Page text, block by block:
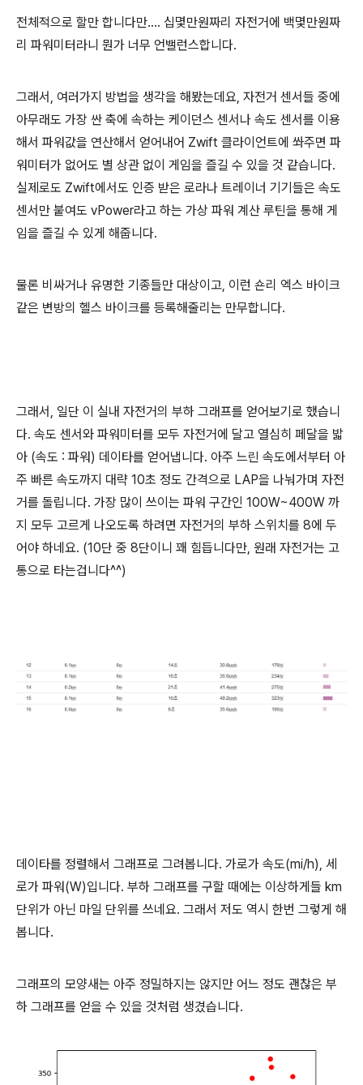
전체적으로 할만 합니다만.... 십몇만원짜리 자전거에 백몇만원짜
리 파워미터라니 뭔가 너무 언밸런스합니다.
그래서, 여러가지 방법을 생각을 해봤는데요, 자전거 센서들 중에
아무래도 가장 싼 축에 속하는 케이던스 센서나 속도 센서를 이용
해서 파워값을 연산해서 얻어내어 Zwift 클라이언트에 쏴주면 파
워미터가 없어도 별 상관 없이 게임을 즐길 수 있을 것 같습니다.
실제로도 Zwift에서도 인증 받은 로라나 트레이너 기기들은 속도
센서만 붙여도 vPower라고 하는 가상 파워 계산 루틴을 통해 게
임을 즐길 수 있게 해줍니다.
물론 비싸거나 유명한 기종들만 대상이고, 이런 숀리 엑스 바이크
같은 변방의 헬스 바이크를 등록해줄리는 만무합니다.
그래서, 일단 이 실내 자전거의 부하 그래프를 얻어보기로 했습니
다. 속도 센서와 파워미터를 모두 자전거에 달고 열심히 페달을 밟
아 (속도 : 파워) 데이타를 얻어냅니다. 아주 느린 속도에서부터 아
주 빠른 속도까지 대략 10초 정도 간격으로 LAP을 나눠가며 자전
거를 돌립니다. 가장 많이 쓰이는 파워 구간인 100W~400W 까
지 모두 고르게 나오도록 하려면 자전거의 부하 스위치를 8에 두
어야 하네요. (10단 중 8단이니 꽤 힘듭니다만, 원래 자전거는 고
통으로 타는겁니다^^)
데이타를 정렬해서 그래프로 그려봅니다. 가로가 속도(mi/h), 세
로가 파워(W)입니다. 부하 그래프를 구할 때에는 이상하게들 km
단위가 아닌 마일 단위를 쓰네요. 그래서 저도 역시 한번 그렇게 해
봅니다.
그래프의 모양새는 아주 정밀하지는 않지만 어느 정도 괜찮은 부
하 그래프를 얻을 수 있을 것처럼 생겼습니다.